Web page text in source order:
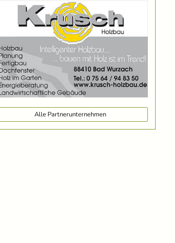
Alle Partnerunternehmen